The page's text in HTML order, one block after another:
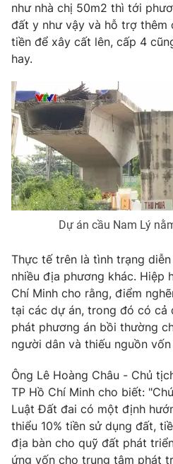
như nhà chị 50m2 thì tới
đất y như vậy và hỗ trợ thêm
tiền để xây cất lên, cấp 4
hay.
Dự án cầu Nam Lý
Thực tế trên là tình trạng
nhiều địa phương khác. Hiệp
Chí Minh cho rằng, điểm
tại các dự án, trong đó có cả
phát phương án bồi thường
người dân và thiếu nguồn
Ông Lê Hoàng Châu - Chủ
TP Hồ Chí Minh cho biết:
Luật Đất đai có một định
thiểu 10% tiền sử dụng đất,
địa bàn cho quỹ đất phát
ứng vốn cho trung tâm phát